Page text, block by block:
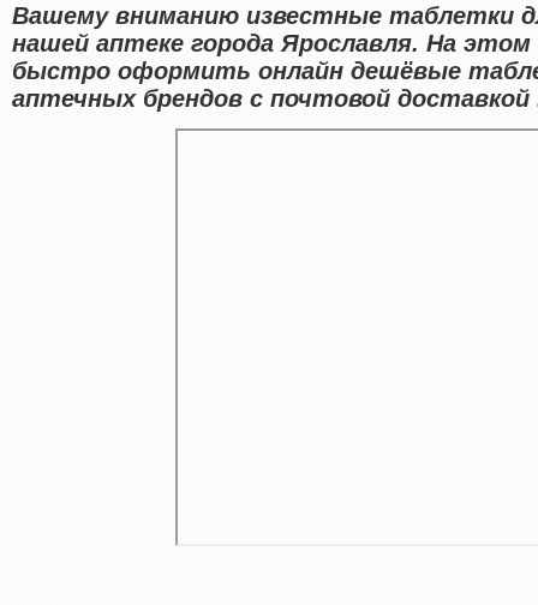
Вашему вниманию известные таблетки
нашей аптеке города Ярославля. На
быстро оформить онлайн дешёвые
аптечных брендов с почтовой доставкой